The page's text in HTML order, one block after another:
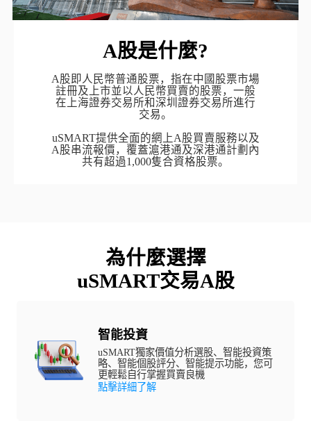
A股是什麼?
A股即人民幣普通股票，指在中國股票市場
註冊及上市並以人民幣買賣的股票，一般
在上海證券交易所和深圳證券交易所進行
交易。
uSMART提供全面的網上A股買賣服務以及
A股串流報價，覆蓋滬港通及深港通計劃內
共有超過1,000隻合資格股票。
為什麼選擇
uSMART交易A股
智能投資
uSMART獨家價值分析選股、智能投資策
略、智能個股評分、智能提示功能，您可
更輕鬆自行掌握買賣良機
點擊詳細了解